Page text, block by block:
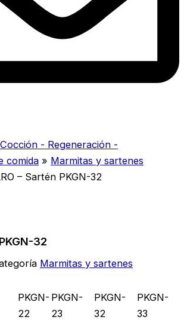
Cocción - Regeneración -
comida » Marmitas y sartenes
– Sartén PKGN-32
32
Marmitas y sartenes
PKGN-
22
PKGN-
23
PKGN-
32
PKGN-
33